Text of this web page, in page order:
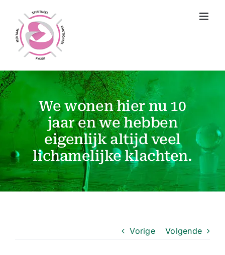
inhoud
We wonen hier nu 10
jaar en we hebben
eigenlijk altijd veel
lichamelijke klachten.
Vorige Volgende